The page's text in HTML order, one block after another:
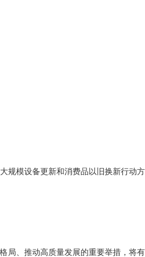
规模设备更新和消费品以旧换新行动
局、推动高质量发展的重要举措，将